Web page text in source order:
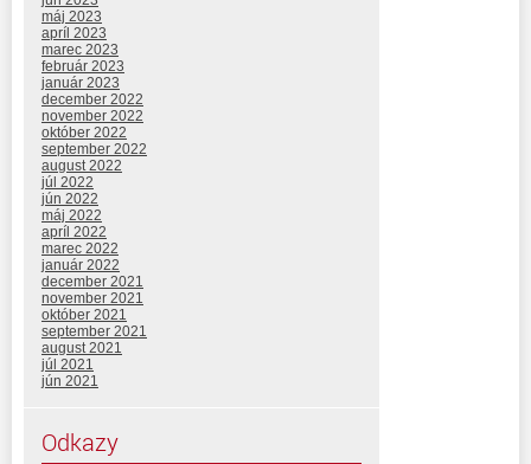
máj 2023
apríl 2023
marec 2023
február 2023
január 2023
december 2022
november 2022
október 2022
september 2022
august 2022
júl 2022
jún 2022
máj 2022
apríl 2022
marec 2022
január 2022
december 2021
november 2021
október 2021
september 2021
august 2021
júl 2021
jún 2021
Odkazy